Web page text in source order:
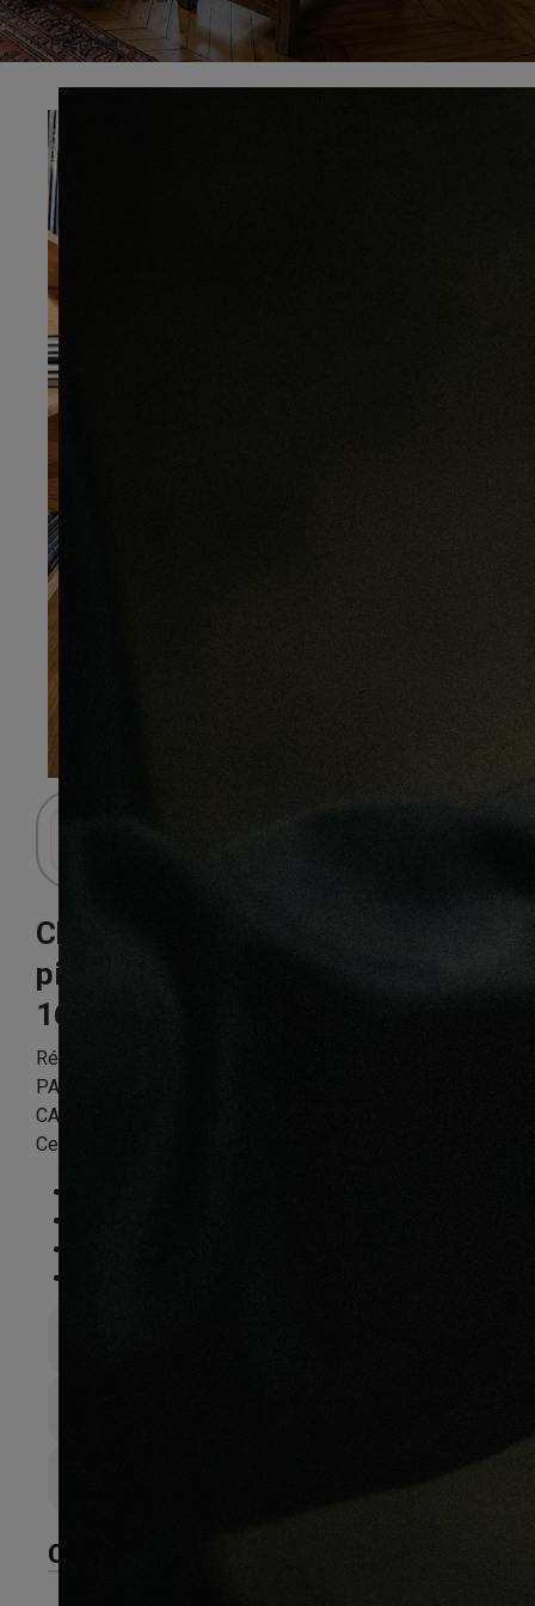
Préciser
Chêne country
piqué sahara
160X14X2100mm
Référence:
PARQUET CHÊNE MASSIF VERNI BROSSÉ COUNTRY
CAMPAGNE PIQUÉ SAHARA – 160 x 14 x 2100 mm –
Certifié FSC 100 %
CARACTÉRISTIQUES